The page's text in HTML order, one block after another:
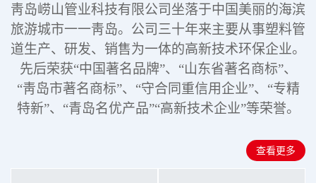
靑岛崂山管业科技有限公司坐落于中国美丽的海滨
旅游城市一一靑岛。公司三十年来主要从事塑料管
道生产、研发、销售为一体的高新技术环保企业。
先后荣获“中国著名品牌”、“山东省著名商标”、
“靑岛市著名商标”、“守合同重信用企业”、“专精
特新”、“青岛名优产品”“高新技术企业”等荣誉。
查看更多